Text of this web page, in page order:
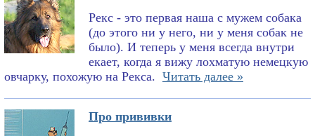
Рекс - это первая наша с мужем собака
(до этого ни у него, ни у меня собак не
было). И теперь у меня всегда внутри
екает, когда я вижу лохматую немецкую
овчарку, похожую на Рекса. Читать далее »
Про прививки